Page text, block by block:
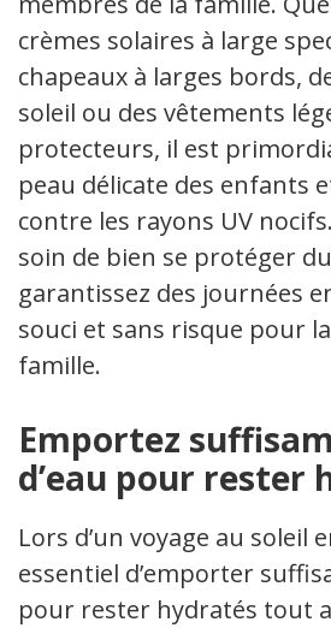
crèmes solaires à large
chapeaux à larges bords,
soleil ou des vêtements
protecteurs, il est
peau délicate des enfants
contre les rayons UV
soin de bien se protéger
garantissez des journées
souci et sans risque pour
famille.
Emportez
d’eau pour rester
Lors d’un voyage au soleil
essentiel d’emporter
pour rester hydratés tout